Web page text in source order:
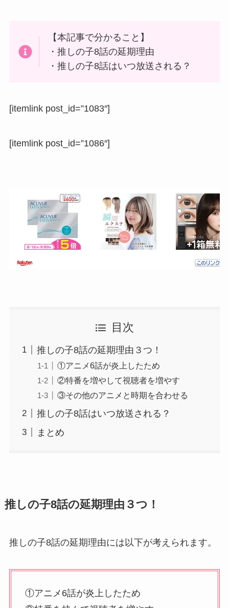
【本記事で分かること】
・推しの子8話の延期理由
・推しの子8話はいつ放送される？
[itemlink post_id=”1083″]
[itemlink post_id=”1086″]
目次
推しの子8話の延期理由３つ！
①アニメ6話が炎上したため
②特番を増やして視聴者を増やす
③その他のアニメと時期を合わせる
推しの子8話はいつ放送される？
まとめ
推しの子8話の延期理由３つ！
推しの子8話の延期理由には以下が考えられます。
①アニメ6話が炎上したため